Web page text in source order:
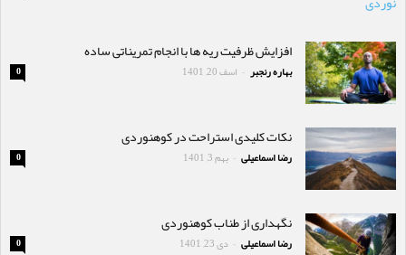
افزایش ظرفیت ریه ها با انجام تمریناتی ساده
بهاره رنجبر - اسف 20, 1401 0
نکات کلیدی استراحت در کوهنوردی
رضا اسماعیلی - بهم 3, 1401 0
نگهداری از طناب کوهنوردی
رضا اسماعیلی - دی 23, 1401 0